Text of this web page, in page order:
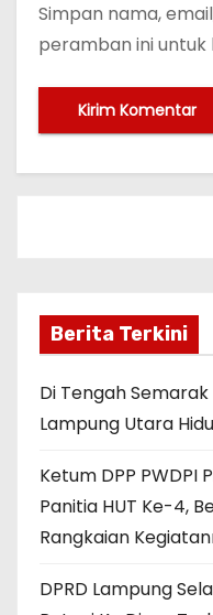
Simpan nama,
peramban ini
Berita Terkini
Di Tengah Semarak
Lampung Utara
Ketum DPP
Panitia HUT Ke-4,
Rangkaian
DPRD Lampung